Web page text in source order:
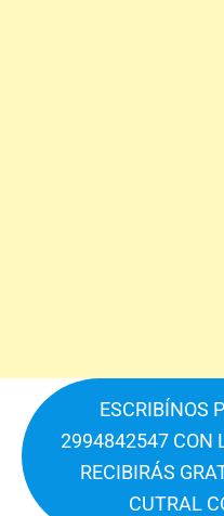
ESCRIBÍNOS
2994842547 CON
RECIBIRÁS
CUTRAL